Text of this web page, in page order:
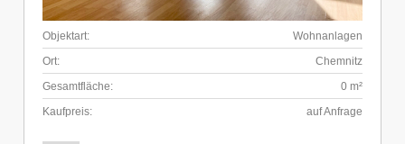
Objektart:
Wohnanlagen
Ort:
Chemnitz
Gesamtfläche:
0 m²
Kaufpreis:
auf Anfrage